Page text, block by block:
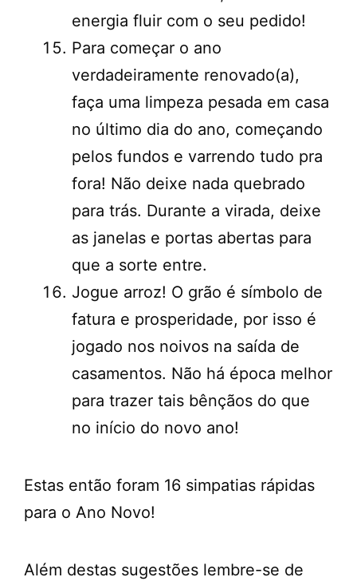
energia fluir com o seu pedido!
Para começar o ano
verdadeiramente renovado(a),
faça uma limpeza pesada em casa
no último dia do ano, começando
pelos fundos e varrendo tudo pra
fora! Não deixe nada quebrado
para trás. Durante a virada, deixe
as janelas e portas abertas para
que a sorte entre.
Jogue arroz! O grão é símbolo de
fatura e prosperidade, por isso é
jogado nos noivos na saída de
casamentos. Não há época melhor
para trazer tais bênçãos do que
no início do novo ano!
Estas então foram 16 simpatias rápidas
para o Ano Novo!
Além destas sugestões lembre-se de